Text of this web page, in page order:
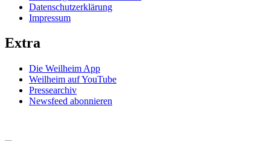
Datenschutzerklärung
Impressum
Extra
Die Weilheim App
Weilheim auf YouTube
Pressearchiv
Newsfeed abonnieren